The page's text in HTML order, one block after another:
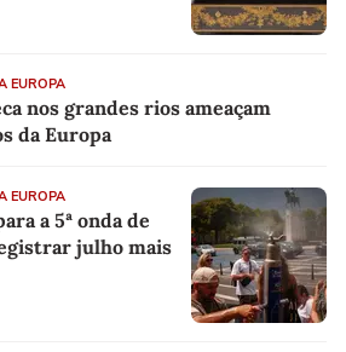
EUROPA
nos grandes rios ameaçam
da Europa
EUROPA
a 5ª onda de
julho mais